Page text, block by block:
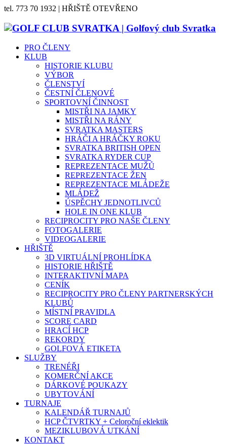
tel. 773 70 1932 | HŘIŠTĚ OTEVŘENO
PRO ČLENY
KLUB
HISTORIE KLUBU
VÝBOR
ČLENSTVÍ
ČESTNÍ ČLENOVÉ
SPORTOVNÍ ČINNOST
MISTŘI NA JAMKY
MISTŘI NA RÁNY
SVRATKA MASTERS
HRÁČI A HRÁČKY ROKU
SVRATKA BRITISH OPEN
SVRATKA RYDER CUP
REPREZENTACE MUŽŮ
REPREZENTACE ŽEN
REPREZENTACE MLÁDEŽE
MLÁDEŽ
ÚSPĚCHY JEDNOTLIVCŮ
HOLE IN ONE KLUB
RECIPROCITY PRO NAŠE ČLENY
FOTOGALERIE
VIDEOGALERIE
HŘIŠTĚ
3D VIRTUÁLNÍ PROHLÍDKA
HISTORIE HŘIŠTĚ
INTERAKTIVNÍ MAPA
CENÍK
RECIPROCITY PRO ČLENY PARTNERSKÝCH
KLUBŮ
MÍSTNÍ PRAVIDLA
SCORE CARD
HRACÍ HCP
REKORDY
GOLFOVÁ ETIKETA
SLUŽBY
TRENÉŘI
KOMERČNÍ AKCE
DÁRKOVÉ POUKAZY
UBYTOVÁNÍ
TURNAJE
KALENDÁŘ TURNAJŮ
HCP ČTVRTKY + Celoroční eklektik
MEZIKLUBOVÁ UTKÁNÍ
KONTAKT